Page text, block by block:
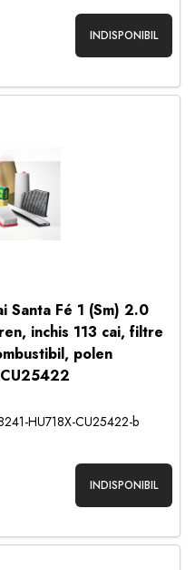
INDISPONIBIL
Santa Fé 1 (Sm) 2.0
inchis 113 cai, filtre
polen
HU718X-CU25422-b
INDISPONIBIL